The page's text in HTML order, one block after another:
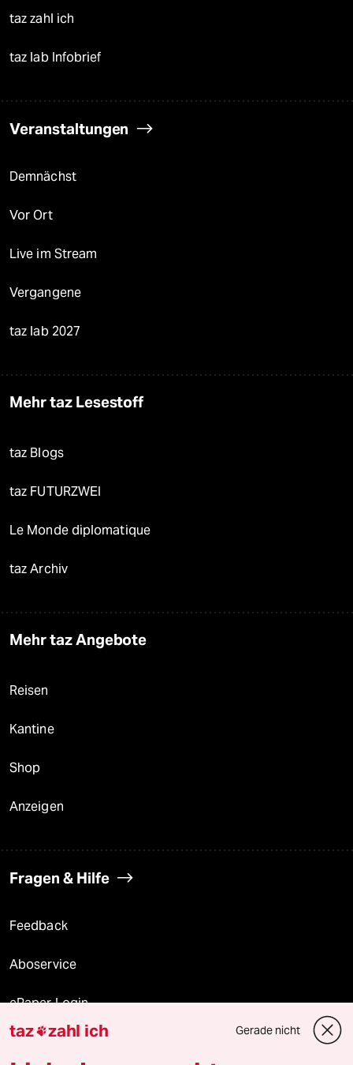
taz zahl ich
taz lab Infobrief
Veranstaltungen
Demnächst
Vor Ort
Live im Stream
Vergangene
taz lab 2027
Mehr taz Lesestoff
taz Blogs
taz FUTURZWEI
Le Monde diplomatique
taz Archiv
Mehr taz Angebote
Reisen
Kantine
Shop
Anzeigen
Fragen & Hilfe
Feedback
Aboservice
ePaper Login
Downloads für Abonnierende
taz zahl ich Gerade nicht